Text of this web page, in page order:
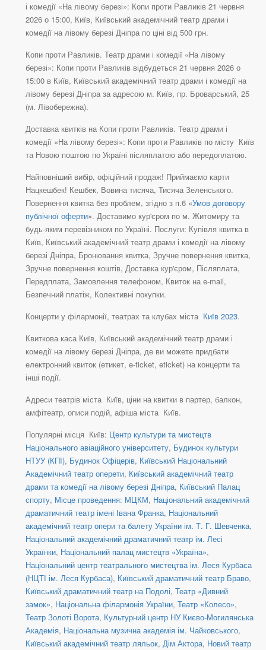
і комедії «На лівому березі»: Копи проти Равликів 21 червня
2026 о 15:00, Київ, Київський академічний театр драми і
комедії на лівому березі Дніпра по ціні від 500 грн.
Копи проти Равликів. Театр драми і комедії «На лівому
березі»: Копи проти Равликів відбудеться 21 червня 2026 о
15:00 в Київ, Київський академічний театр драми і комедії на
лівому березі Дніпра за адресою м. Київ, пр. Броварський, 25
(м. Лівобережна).
Доставка квитків на Копи проти Равликів. Театр драми і
комедії «На лівому березі»: Копи проти Равликів по місту Київ
та Новою поштою по Україні післяплатою або передоплатою.
Найповніший вибір, офіційний продаж! Приймаємо карти
Нацкешбек! Кешбек, Вовина тисяча, Тисяча Зеленського.
Повернення квитка без проблем, згідно з п.6 «Умов договору
публічної оферти». Доставимо кур'єром по м. Житомиру та
будь-яким перевізником по Україні. Послуги: Купівля квитка в
Київ, Київський академічний театр драми і комедії на лівому
березі Дніпра, Бронювання квитка, Зручне повернення квитка,
Зручне повернення коштів, Доставка кур'єром, Післяплата,
Передплата, Замовлення телефоном, Квиток на e-mail,
Безпечний платіж, Колективні покупки.
Концерти у філармонії, театрах та клубах міста Київ 2023.
Квиткова каса Київ, Київський академічний театр драми і
комедії на лівому березі Дніпра, де ви можете придбати
електронний квиток (етикет, e-ticket, eticket) на концерти та
інші події.
Адреси театрів міста Київ, ціни на квитки в партер, балкон,
амфітеатр, описи подій, афіша міста Київ.
Популярні місця Київ: Центр культури та мистецтв
Національного авіаційного університету, Будинок культури
НТУУ (КПІ), Будинок Офіцерів, Київський Національний
Академічний театр оперети, Київський академічний театр
драми та комедії на лівому березі Дніпра, Київський Палац
спорту, Місце проведення: МЦКМ, Національний академічний
драматичний театр імені Івана Франка, Національний
академічний театр опери та балету України ім. Т. Г. Шевченка,
Національний академічний драматичний театр ім. Лесі
Українки, Національний палац мистецтв «Україна»,
Національний центр театрального мистецтва ім. Леся Курбаса
(НЦТІ ім. Леся Курбаса), Київський драматичний театр Браво,
Київський драматичний театр на Подолі, Театр «Дивний
замок», Національна філармонія України, Театр «Колесо»,
Театр Золоті Ворота, Культурний центр НУ Києво-Могилянська
Академія, Національна музична академія ім. Чайковського,
Київський академічний театр ляльок, Дім Актора, Новий театр